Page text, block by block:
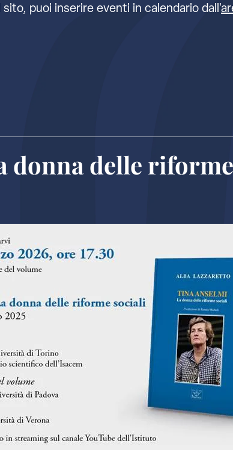
puoi inserire eventi in calendario dall'
donna delle